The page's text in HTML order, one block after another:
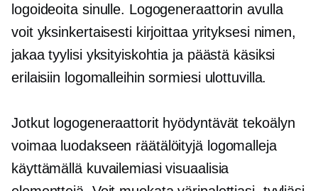
logoideoita sinulle. Logogeneraattorin avulla
voit yksinkertaisesti kirjoittaa yrityksesi nimen,
jakaa tyylisi yksityiskohtia ja päästä käsiksi
erilaisiin logomalleihin sormiesi ulottuvilla.
Jotkut logogeneraattorit hyödyntävät tekoälyn
voimaa luodakseen räätälöityjä logomalleja
käyttämällä kuvailemiasi visuaalisia